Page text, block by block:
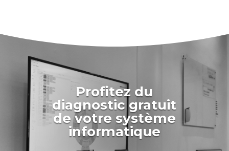
Profitez du
diagnostic gratuit
de votre système
informatique